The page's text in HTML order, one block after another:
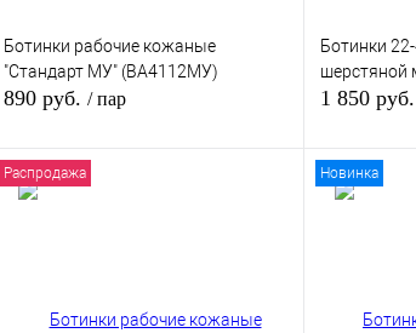
Ботинки рабочие кожаные
"Стандарт МУ" (ВА4112МУ)
890 руб. / пар
наличии
Ботинки
шерстяной
1 850 руб.
Распродажа Новинка